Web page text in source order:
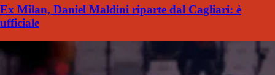
Ex Milan, Daniel Maldini riparte dal Cagliari: è
ufficiale